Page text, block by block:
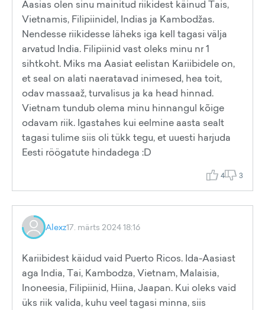
Aasias olen sinu mainitud riikidest käinud Tais,
Vietnamis, Filipiinidel, Indias ja Kambodžas.
Nendesse riikidesse läheks iga kell tagasi välja
arvatud India. Filipiinid vast oleks minu nr 1
sihtkoht. Miks ma Aasiat eelistan Kariibidele on,
et seal on alati naeratavad inimesed, hea toit,
odav massaaž, turvalisus ja ka head hinnad.
Vietnam tundub olema minu hinnangul kõige
odavam riik. Igastahes kui eelmine aasta sealt
tagasi tulime siis oli tükk tegu, et uuesti harjuda
Eesti röögatute hindadega :D
4 3
Alexz17. märts 2024 18:16
Kariibidest käidud vaid Puerto Ricos. Ida-Aasiast
aga India, Tai, Kambodza, Vietnam, Malaisia,
Inoneesia, Filipiinid, Hiina, Jaapan. Kui oleks vaid
üks riik valida, kuhu veel tagasi minna, siis